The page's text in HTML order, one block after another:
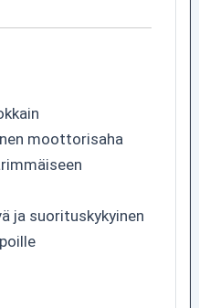
moottorisaha
ja suorituskykyinen